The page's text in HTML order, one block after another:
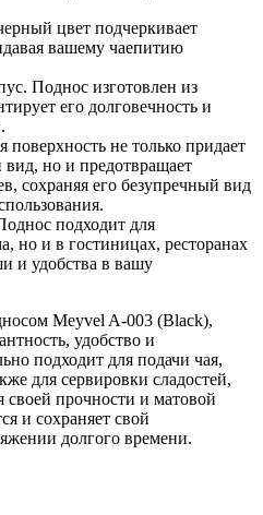
цвет подчеркивает
вашему чаепитию
Поднос изготовлен из
его долговечность и
не только придает
но и предотвращает
сохраняя его безупречный вид
подходит для
но и в гостиницах, ресторанах
и удобства в вашу
Meyvel A-003 (Black),
удобство и
подходит для подачи чая,
для сервировки сладостей,
своей прочности и матовой
и сохраняет свой
долгого времени.